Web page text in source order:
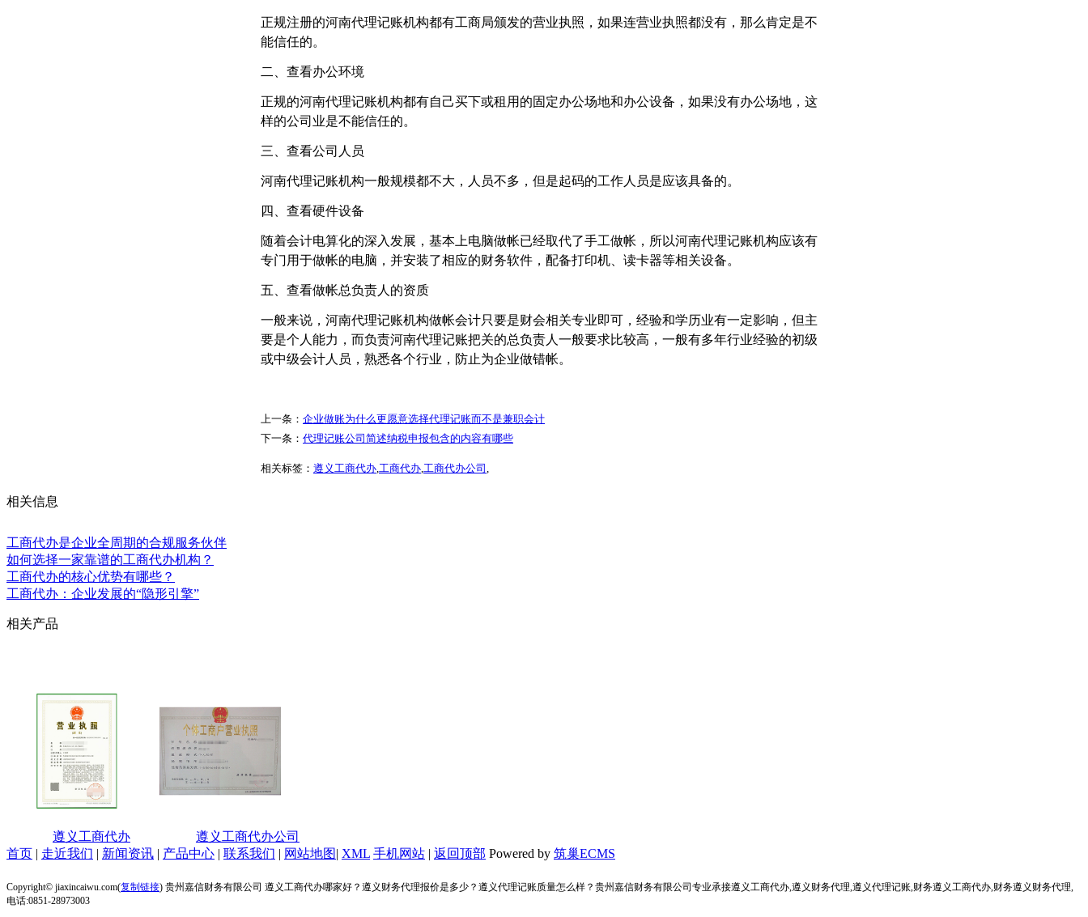
正规注册的河南代理记账机构都有工商局颁发的营业执照，如果连营业执照都没有，那么肯定是不
能信任的。
二、查看办公环境
正规的河南代理记账机构都有自己买下或租用的固定办公场地和办公设备，如果没有办公场地，这
样的公司业是不能信任的。
三、查看公司人员
河南代理记账机构一般规模都不大，人员不多，但是起码的工作人员是应该具备的。
四、查看硬件设备
随着会计电算化的深入发展，基本上电脑做帐已经取代了手工做帐，所以河南代理记账机构应该有
专门用于做帐的电脑，并安装了相应的财务软件，配备打印机、读卡器等相关设备。
五、查看做帐总负责人的资质
一般来说，河南代理记账机构做帐会计只要是财会相关专业即可，经验和学历业有一定影响，但主
要是个人能力，而负责河南代理记账把关的总负责人一般要求比较高，一般有多年行业经验的初级
或中级会计人员，熟悉各个行业，防止为企业做错帐。
上一条： 企业做账为什么更愿意选择代理记账而不是兼职会计
下一条： 代理记账公司简述纳税申报包含的内容有哪些
相关标签： 遵义工商代办 工商代办 工商代办公司
相关信息
工商代办是企业全周期的合规服务伙伴
如何选择一家靠谱的工商代办机构？
工商代办的核心优势有哪些？
工商代办：企业发展的“隐形引擎”
相关产品
遵义工商代办
遵义工商代办公司
首页 | 走近我们 | 新闻资讯 | 产品中心 | 联系我们 | 网站地图| XML 手机网站 | 返回顶部 Powered by 筑巢ECMS
Copyright© jiaxincaiwu.com(复制链接) 贵州嘉信财务有限公司 遵义工商代办哪家好？遵义财务代理报价是多少？遵义代理记账质量怎么样？贵州嘉信财务有限公司专业承接遵义工商代办,遵义财务代理,遵义代理记账,财务遵义工商代办,财务遵义财务代理,
电话:0851-28973003